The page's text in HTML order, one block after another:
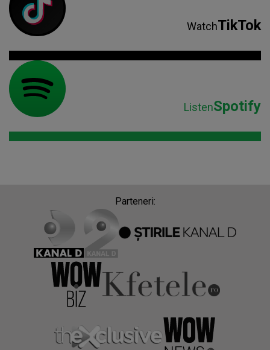
WatchTikTok
ListenSpotify
Parteneri: